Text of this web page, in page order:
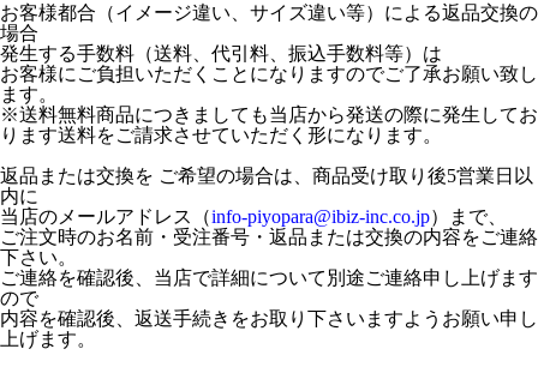
お客様都合（イメージ違い、サイズ違い等）による返品交換の
場合
発生する手数料（送料、代引料、振込手数料等）は
お客様にご負担いただくことになりますのでご了承お願い致し
ます。
※送料無料商品につきましても当店から発送の際に発生してお
ります送料をご請求させていただく形になります。
返品または交換を ご希望の場合は、商品受け取り後5営業日以
内に
当店のメールアドレス（info-piyopara@ibiz-inc.co.jp）まで、
ご注文時のお名前・受注番号・返品または交換の内容をご連絡
下さい。
ご連絡を確認後、当店で詳細について別途ご連絡申し上げます
ので
内容を確認後、返送手続きをお取り下さいますようお願い申し
上げます。